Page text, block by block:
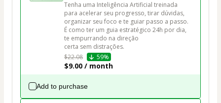
Tenha uma Inteligência Artificial treinada
para acelerar seu progresso, tirar dúvidas,
organizar seu foco e te guiar passo a passo.
É como ter um guia estratégico 24h por dia,
te empurrando na direção
certa sem distrações.
$22.08
59%
$9.00 / month
Add to purchase